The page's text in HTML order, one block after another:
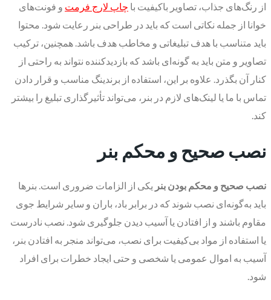
از رنگ‌های جذاب، تصاویر باکیفیت با چاپ لارج فرمت و فونت‌های
خوانا از جمله نکاتی است که باید در طراحی بنر رعایت شود. محتوا
باید متناسب با هدف تبلیغاتی و مخاطب هدف باشد. همچنین، ترکیب
تصاویر و متن باید به گونه‌ای باشد که بازدیدکننده نتواند به راحتی از
کنار آن بگذرد. علاوه بر این، استفاده از برندینگ مناسب و قرار دادن
تماس با ما یا لینک‌های لازم در بنر، می‌تواند تأثیرگذاری تبلیغ را بیشتر
کند.
نصب صحیح و محکم بنر
نصب صحیح و محکم بودن بنر یکی از الزامات ضروری است. بنرها
باید به‌گونه‌ای نصب شوند که در برابر باد، باران و سایر شرایط جوی
مقاوم باشند و از افتادن یا آسیب دیدن جلوگیری شود. نصب نادرست
یا استفاده از مواد بی‌کیفیت برای نصب، می‌تواند منجر به افتادن بنر،
آسیب به اموال عمومی یا شخصی و حتی ایجاد خطرات برای افراد
شود.